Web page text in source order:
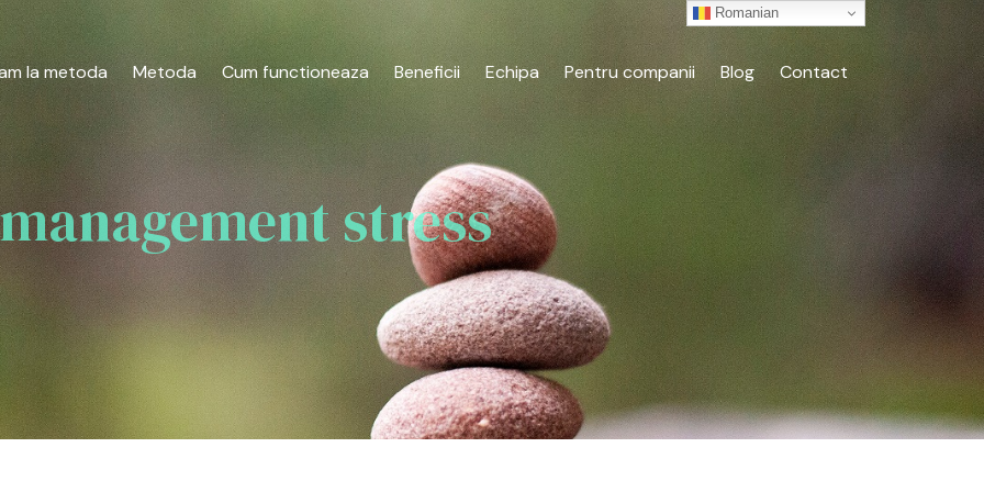
la metoda Metoda Cum functioneaza Beneficii Echipa Pentru companii Blog Contact
management stress
Romanian